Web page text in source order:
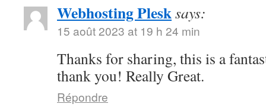
Webhosting Plesksays:
15 août 2023 at 19 h 24 min
Thanks for sharing, this is a
thank you! Really Great.
Répondre